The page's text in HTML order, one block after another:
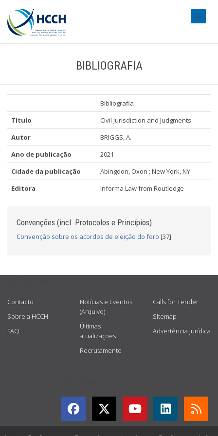
BIBLIOGRAFIA
Bibliografia
Título
Civil Jurisdiction and Judgments
Autor
BRIGGS, A.
Ano de publicação
2021
Cidade da publicação
Abingdon, Oxon ; New York, NY
Editora
Informa Law from Routledge
Convenções (incl. Protocolos e Princípios)
Convenção sobre os acordos de eleição do foro [37]
Contacto
Sobre a HCCH
FAQ
Notícias e Eventos
(Arquivo)
Últimas
atualizações
Recrutamento
Calls for Tender
Sitemap
Advertência jurídica